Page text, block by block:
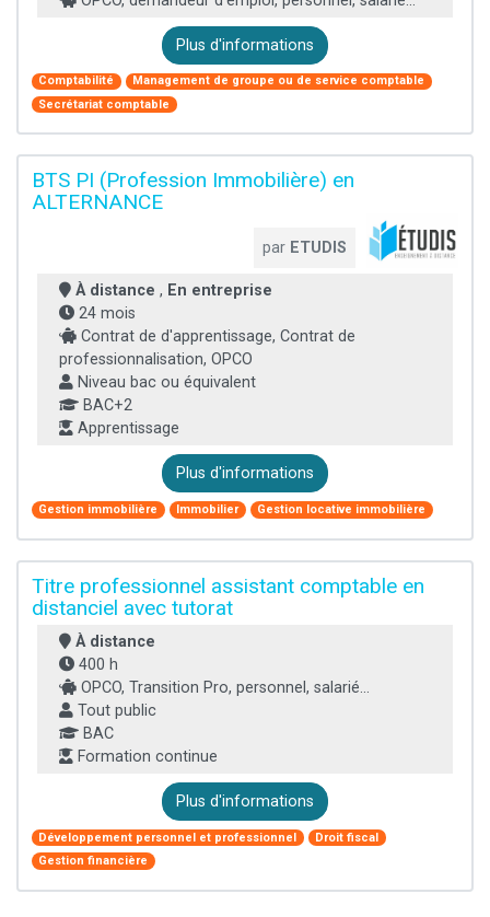
Plus d'informations
Comptabilité
Management de groupe ou de service comptable
Secrétariat comptable
BTS PI (Profession Immobilière) en
ALTERNANCE
par ETUDIS
À distance , En entreprise
24 mois
Contrat de d'apprentissage, Contrat de
professionnalisation, OPCO
Niveau bac ou équivalent
BAC+2
Apprentissage
Plus d'informations
Gestion immobilière Immobilier Gestion locative immobilière
Titre professionnel assistant comptable en
distanciel avec tutorat
À distance
400 h
OPCO, Transition Pro, personnel, salarié...
Tout public
BAC
Formation continue
Plus d'informations
Développement personnel et professionnel
Droit fiscal
Gestion financière